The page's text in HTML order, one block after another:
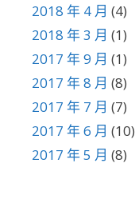
2018 年 4 月 (4)
2018 年 3 月 (1)
2017 年 9 月 (1)
2017 年 8 月 (8)
2017 年 7 月 (7)
2017 年 6 月 (10)
2017 年 5 月 (8)